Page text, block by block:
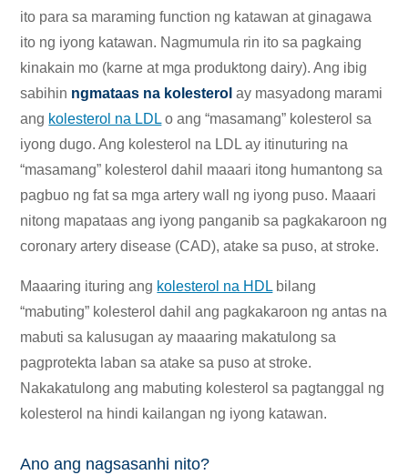
ito para sa maraming function ng katawan at ginagawa
ito ng iyong katawan. Nagmumula rin ito sa pagkaing
kinakain mo (karne at mga produktong dairy). Ang ibig
sabihin ngmataas na kolesterol ay masyadong marami
ang kolesterol na LDL o ang “masamang” kolesterol sa
iyong dugo. Ang kolesterol na LDL ay itinuturing na
“masamang” kolesterol dahil maaari itong humantong sa
pagbuo ng fat sa mga artery wall ng iyong puso. Maaari
nitong mapataas ang iyong panganib sa pagkakaroon ng
coronary artery disease (CAD), atake sa puso, at stroke.
Maaaring ituring ang kolesterol na HDL bilang
“mabuting” kolesterol dahil ang pagkakaroon ng antas na
mabuti sa kalusugan ay maaaring makatulong sa
pagprotekta laban sa atake sa puso at stroke.
Nakakatulong ang mabuting kolesterol sa pagtanggal ng
kolesterol na hindi kailangan ng iyong katawan.
Ano ang nagsasanhi nito?